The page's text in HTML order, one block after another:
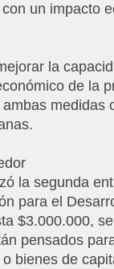
un impacto
la
de la
medidas
la segunda
para el
$3.000.000,
pensados
bienes de